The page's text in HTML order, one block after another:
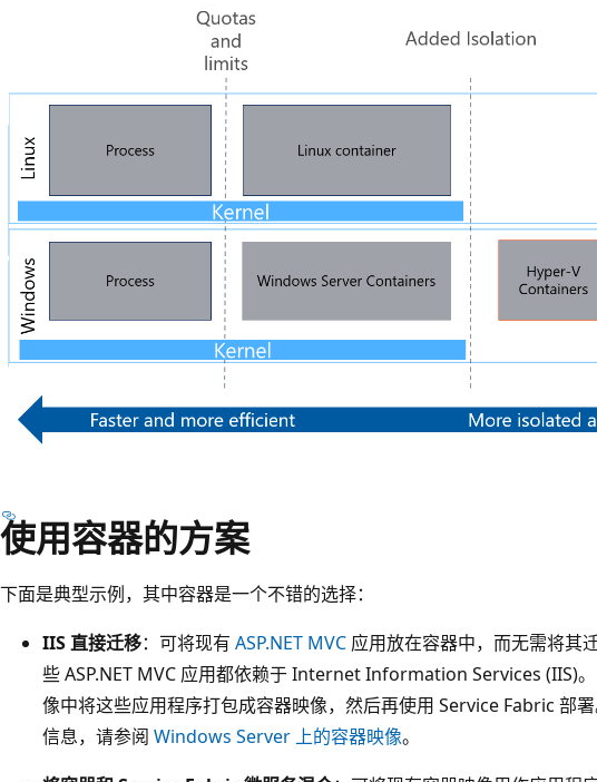
使用容器的方案
下面是典型示例，其中容器是一个不错的选择：
IIS 直接迁移：可将现有 ASP.NET MVC 应用放在容器中，而无需将其
些 ASP.NET MVC 应用都依赖于 Internet Information Services (IIS)
像中将这些应用程序打包成容器映像，然后再使用 Service Fabric 部
信息，请参阅 Windows Server 上的容器映像。